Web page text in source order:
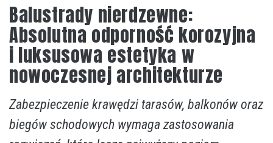
Balustrady nierdzewne:
Absolutna odporność korozyjna
i luksusowa estetyka w
nowoczesnej architekturze
Zabezpieczenie krawędzi tarasów, balkonów oraz
biegów schodowych wymaga zastosowania